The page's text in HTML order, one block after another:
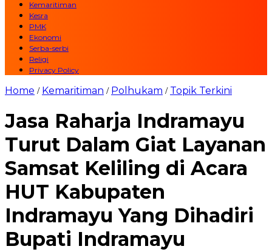
Kemaritiman
Kesra
PMK
Ekonomi
Serba-serbi
Religi
Privacy Policy
Home / Kemaritiman / Polhukam / Topik Terkini
Jasa Raharja Indramayu
Turut Dalam Giat Layanan
Samsat Keliling di Acara
HUT Kabupaten
Indramayu Yang Dihadiri
Bupati Indramayu